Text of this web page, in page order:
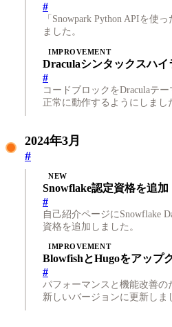
#
「Snowpark Python APIを使
ました。
IMPROVEMENT
Draculaシンタックスハ
#
コードブロックをDraculaテ
正常に動作するようにしまし
2024年3月
#
NEW
Snowflake認定資格を追加
#
自己紹介ページにSnowflake
資格を追加しました。
IMPROVEMENT
BlowfishとHugoをアップ
#
パフォーマンスと機能改善の
新しいバージョンに更新しま